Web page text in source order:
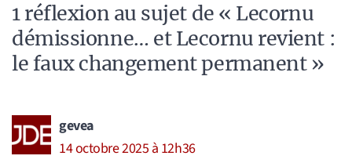
1 réflexion au sujet de « Lecornu
démissionne… et Lecornu revient :
le faux changement permanent »
gevea
14 octobre 2025 à 12h36